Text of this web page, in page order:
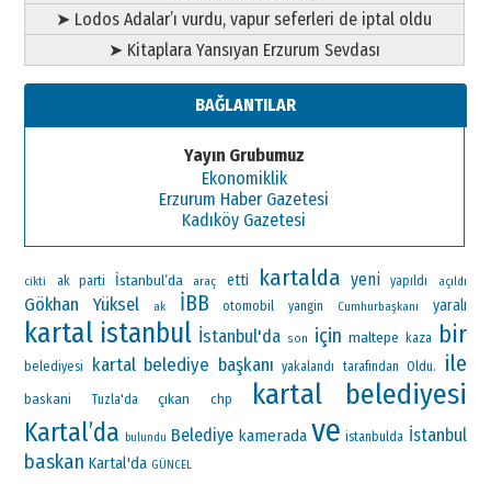
➤ Lodos Adalar’ı vurdu, vapur seferleri de iptal oldu
➤ Kitaplara Yansıyan Erzurum Sevdası
BAĞLANTILAR
Yayın Grubumuz
Ekonomiklik
Erzurum Haber Gazetesi
Kadıköy Gazetesi
cikti ak parti İstanbul’da araç etti kartalda yeni yapıldı açıldı
Gökhan Yüksel ak İBB otomobil yangin Cumhurbaşkanı yaralı
kartal istanbul İstanbul'da son için maltepe kaza bir
belediyesi kartal belediye başkanı yakalandı tarafından Oldu. ile
baskani Tuzla'da çıkan chp kartal belediyesi
Kartal’da bulundu Belediye kamerada ve istanbulda İstanbul
baskan Kartal'da GÜNCEL